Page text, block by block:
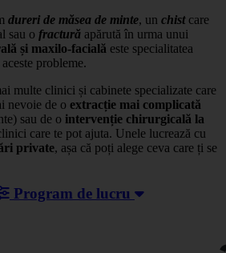
dureri de măsea de minte, un chistcare
sau o fractură apărută în urma unui
și maxilo-facială este specialitatea
probleme.
multe clinici și cabinete specializate care
nevoie de o extracție mai complicată
sau de o intervenție chirurgicală la
care te pot ajuta. Unele lucrează cu
private, așa că poți alege ceva care ți se
Program de lucru